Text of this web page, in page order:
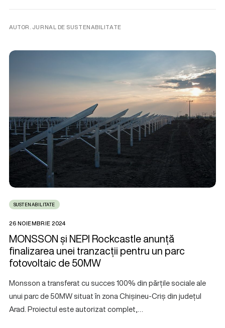
AUTOR. JURNAL DE SUSTENABILITATE
SUSTENABILITATE
26 NOIEMBRIE 2024
MONSSON și NEPI Rockcastle anunță
finalizarea unei tranzacții pentru un parc
fotovoltaic de 50MW
Monsson a transferat cu succes 100% din părțile sociale ale
unui parc de 50MW situat în zona Chișineu-Criș din județul
Arad. Proiectul este autorizat complet,…